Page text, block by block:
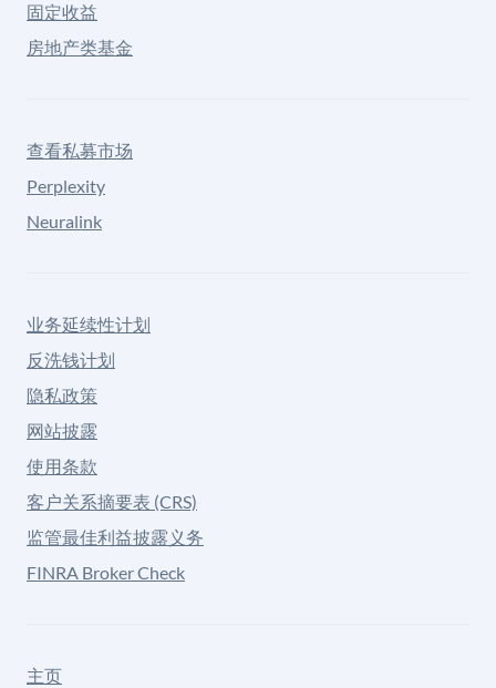
固定收益
房地产类基金
查看私募市场
Perplexity
Neuralink
业务延续性计划
反洗钱计划
隐私政策
网站披露
使用条款
客户关系摘要表 (CRS)
监管最佳利益披露义务
FINRA Broker Check
主页